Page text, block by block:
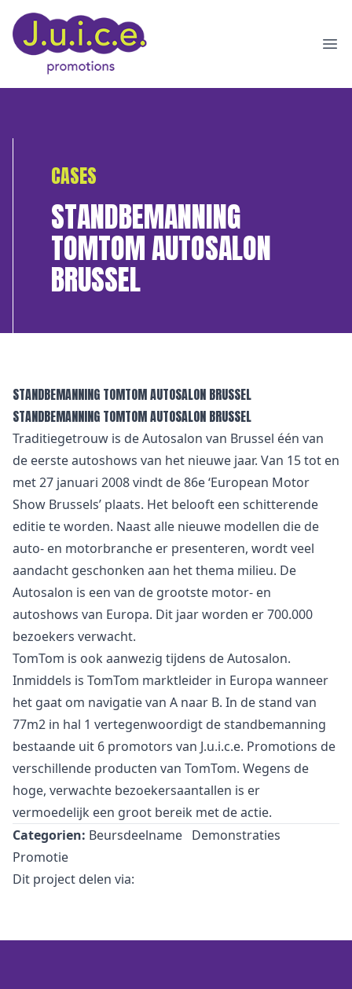
CASES
STANDBEMANNING
TOMTOM AUTOSALON
BRUSSEL
STANDBEMANNING TOMTOM AUTOSALON BRUSSEL
STANDBEMANNING TOMTOM AUTOSALON BRUSSEL
Traditiegetrouw is de Autosalon van Brussel één van
de eerste autoshows van het nieuwe jaar. Van 15 tot en
met 27 januari 2008 vindt de 86e ‘European Motor
Show Brussels’ plaats. Het belooft een schitterende
editie te worden. Naast alle nieuwe modellen die de
auto- en motorbranche er presenteren, wordt veel
aandacht geschonken aan het thema milieu. De
Autosalon is een van de grootste motor- en
autoshows van Europa. Dit jaar worden er 700.000
bezoekers verwacht.
TomTom is ook aanwezig tijdens de Autosalon.
Inmiddels is TomTom marktleider in Europa wanneer
het gaat om navigatie van A naar B. In de stand van
77m2 in hal 1 vertegenwoordigt de standbemanning
bestaande uit 6 promotors van J.u.i.c.e. Promotions de
verschillende producten van TomTom. Wegens de
hoge, verwachte bezoekersaantallen is er
vermoedelijk een groot bereik met de actie.
Categorien: Beursdeelname Demonstraties
Promotie
Dit project delen via: